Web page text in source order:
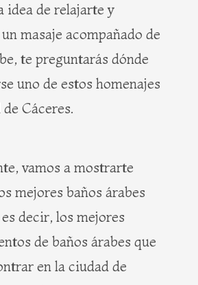
idea de relajarte y
masaje acompañado de
te preguntarás dónde
uno de estos homenajes
Cáceres.
vamos a mostrarte
mejores baños árabes
decir, los mejores
de baños árabes que
en la ciudad de